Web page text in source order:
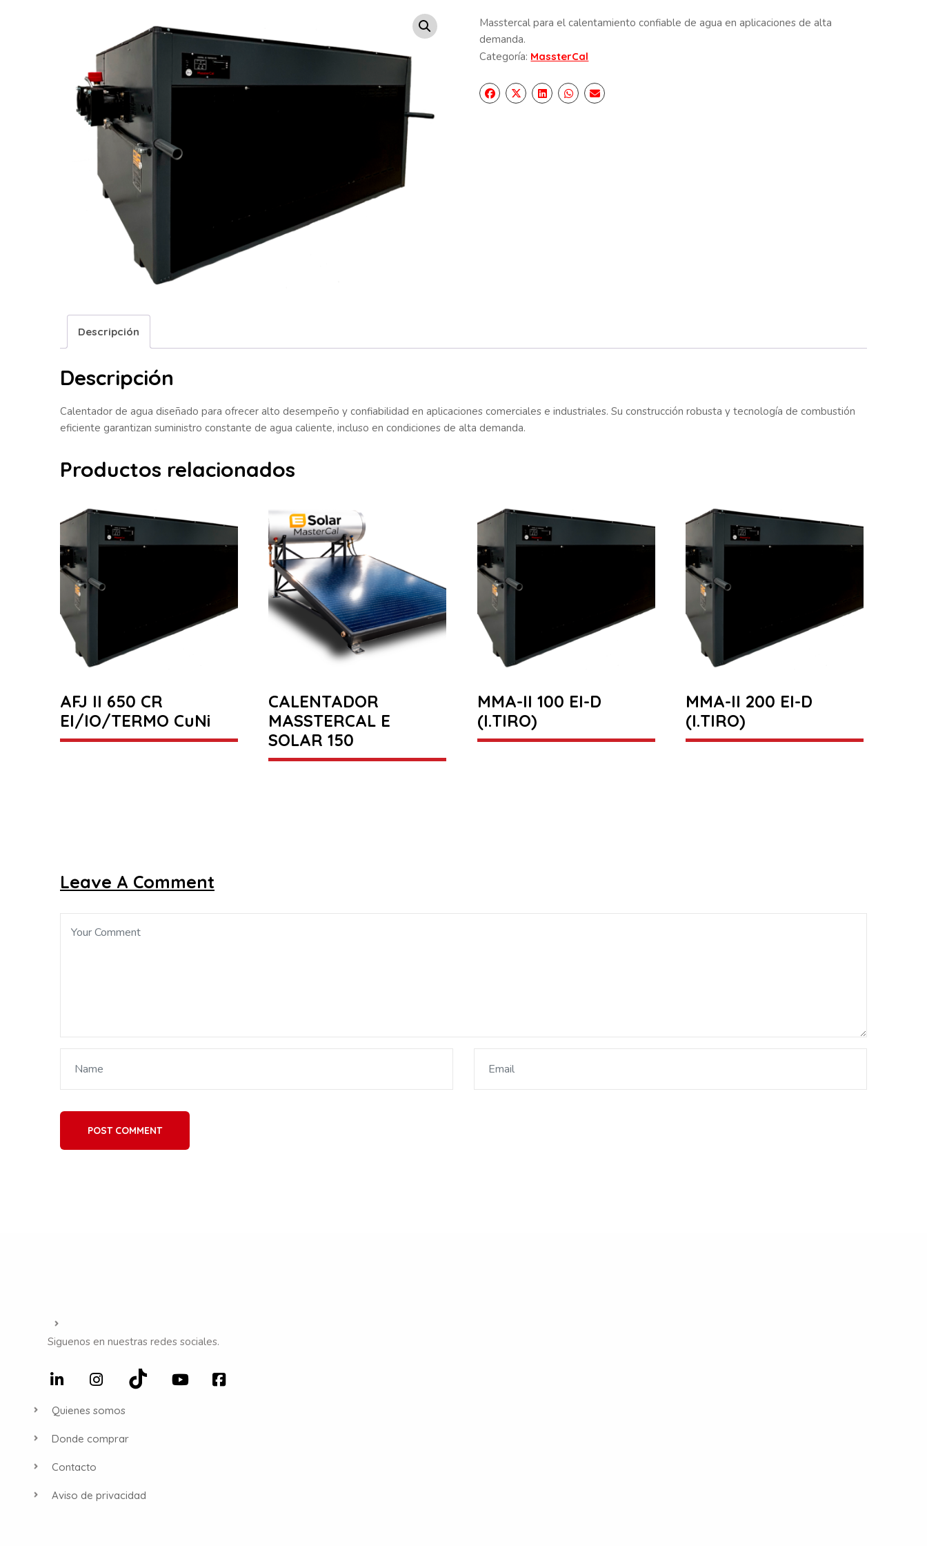
Masstercal para el calentamiento confiable de agua en aplicaciones de alta
demanda.
Categoría: MassterCal
Descripción
Descripción
Calentador de agua diseñado para ofrecer alto desempeño y confiabilidad en aplicaciones comerciales e industriales. Su construcción robusta y tecnología de combustión
eficiente garantizan suministro constante de agua caliente, incluso en condiciones de alta demanda.
Productos relacionados
AFJ II 650 CR
EI/IO/TERMO CuNi
CALENTADOR
MASSTERCAL E
SOLAR 150
MMA-II 100 EI-D
(I.TIRO)
MMA-II 200 EI-D
(I.TIRO)
Leave A Comment
POST COMMENT
Siguenos en nuestras redes sociales.
Quienes somos
Donde comprar
Contacto
Aviso de privacidad